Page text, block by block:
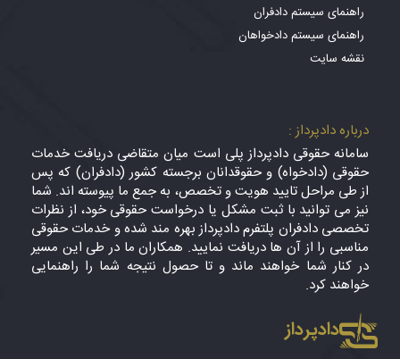
راهنمای سیستم دادفران
راهنمای سیستم دادخواهان
نقشه سایت
درباره دادپرداز :
سامانه حقوقی دادپرداز پلی است میان متقاضی دریافت خدمات
حقوقی (دادخواه) و حقوقدانان برجسته کشور (دادفران) که پس
از طی مراحل تایید هویت و تخصص، به جمع ما پیوسته اند. شما
نیز می توانید با ثبت مشکل یا درخواست حقوقی خود، از نظرات
تخصصی دادفران پلتفرم دادپرداز بهره مند شده و خدمات حقوقی
مناسبی را از آن ها دریافت نمایید. همکاران ما در طی این مسیر
در کنار شما خواهند ماند و تا حصول نتیجه شما را راهنمایی
خواهند کرد.
دادپرداز